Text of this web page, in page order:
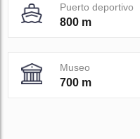
Puerto deportivo
800 m
Museo
700 m